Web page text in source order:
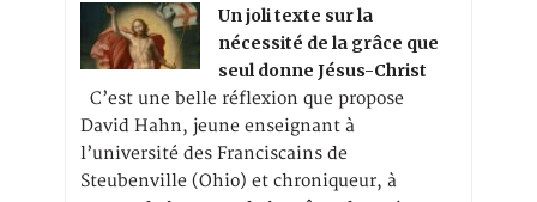
Un joli texte sur la
nécessité de la grâce que
seul donne Jésus-Christ
C’est une belle réflexion que propose
David Hahn, jeune enseignant à
l’université des Franciscains de
Steubenville (Ohio) et chroniqueur, à